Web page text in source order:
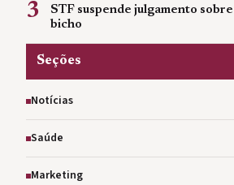
3
STF suspende julgamento
bicho
Seções
Notícias
Saúde
Marketing